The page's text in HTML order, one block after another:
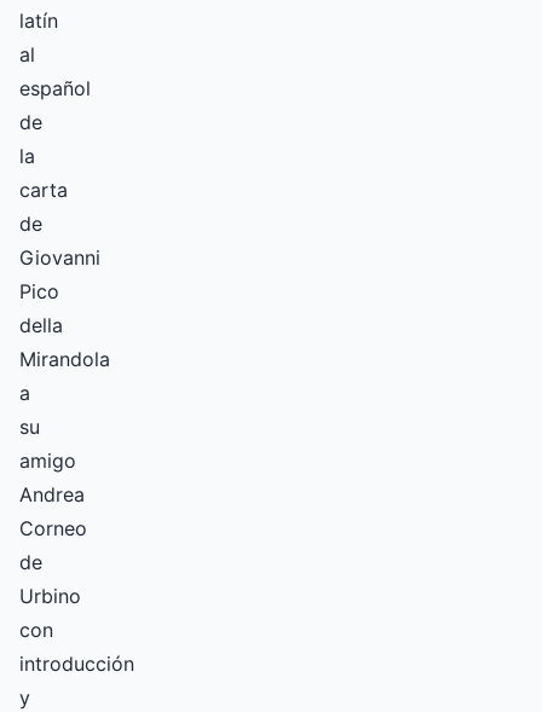
latín
al
español
de
la
carta
de
Giovanni
Pico
della
Mirandola
a
su
amigo
Andrea
Corneo
de
Urbino
con
introducción
y